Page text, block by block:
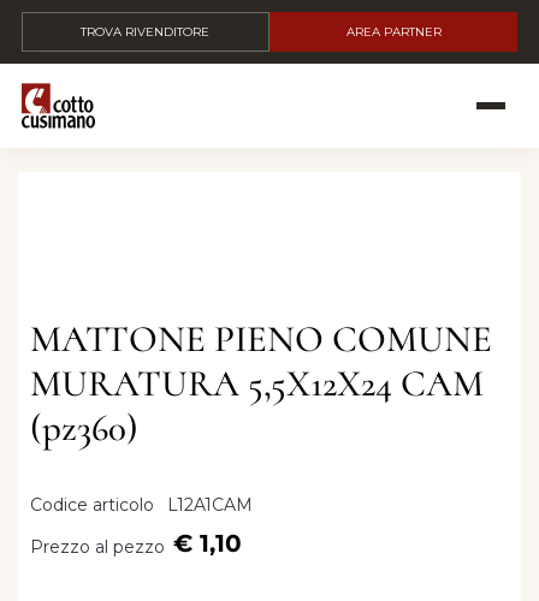
TROVA RIVENDITORE AREA PARTNER
MATTONE PIENO COMUNE
MURATURA 5,5X12X24 CAM
(pz360)
Codice articolo
L12A1CAM
Prezzo al pezzo € 1,10